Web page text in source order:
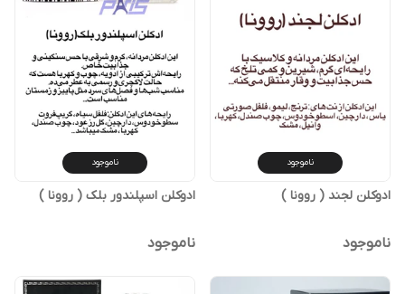
ناموجود
ادوکلن لجند ( روونا )
ناموجود
ناموجود
ادوکلن اسپلندور بلک ( روونا )
ناموجود